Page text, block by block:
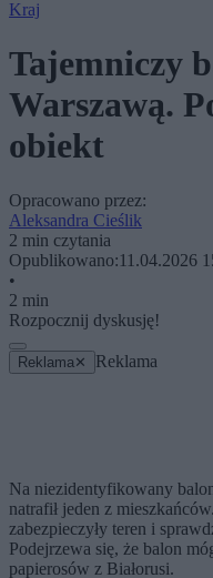
Kraj
Tajemniczy
Warszawą.
obiekt
Opracowano przez:
Aleksandra Cieślik
2 min czytania
Opublikowano:11.04.2026
•
2 min
Rozpocznij dyskusję!
Reklama ✕ Reklama
Na niezidentyfikowany
natrafił jeden z
zabezpieczyły teren i
Podejrzewa się, że balon
papierosów z Białorusi.